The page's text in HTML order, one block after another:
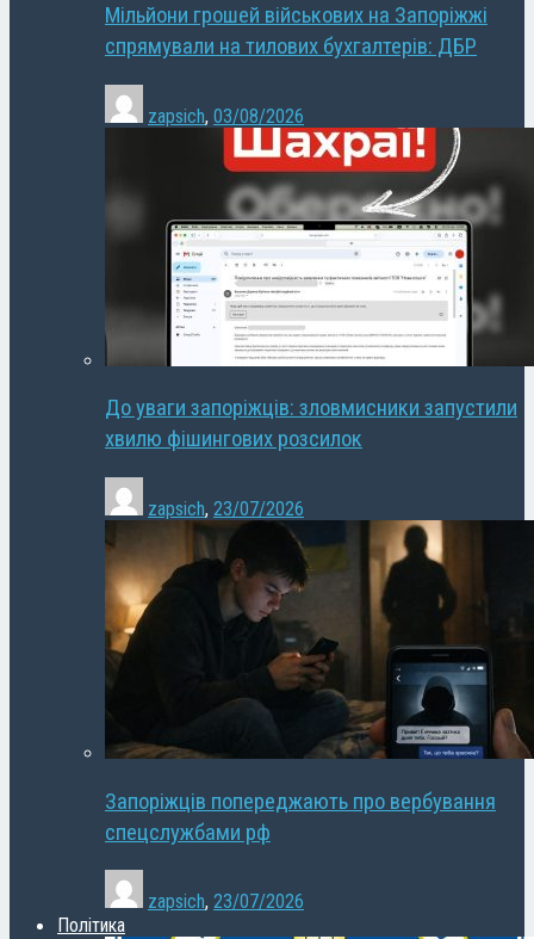
Мільйони грошей військових на Запоріжжі
спрямували на тилових бухгалтерів: ДБР
zapsich, 03/08/2026
До уваги запоріжців: зловмисники запустили
хвилю фішингових розсилок
zapsich, 23/07/2026
Запоріжців попереджають про вербування
спецслужбами рф
zapsich, 23/07/2026
Політика